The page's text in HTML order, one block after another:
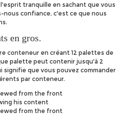
tranquille en sachant que vous
nous confiance, c'est ce que nous
en gros.
conteneur en créant 12 palettes de
palette peut contenir jusqu'à 2
signifie que vous pouvez commander
par conteneur.